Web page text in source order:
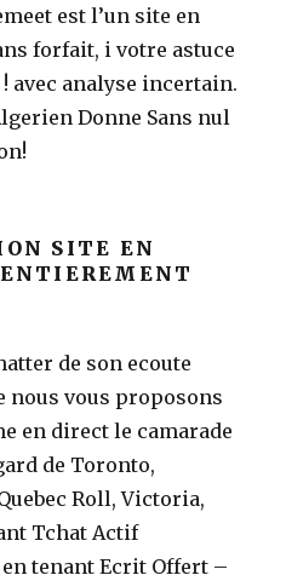
est l’un site en
forfait, i votre astuce
avec analyse incertain.
Donne Sans nul
SITE EN
de son ecoute
nous vous proposons
en direct le camarade
de Toronto,
Roll, Victoria,
Tchat Actif
tenant Ecrit Offert –